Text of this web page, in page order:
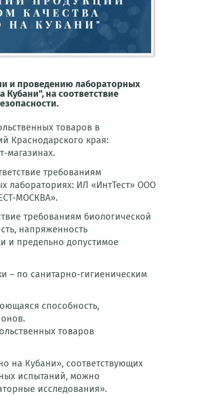
и проведению лабораторных
Кубани", на соответствие
товаров в
Краснодарского края:
магазинах.
требованиям
лабораториях: ИЛ «ИнтТест» ООО
МОСКВА».
требованиям биологической
напряженность
и предельно допустимое
– по санитарно-гигиеническим
способность,
товаров
на Кубани», соответствующих
испытаний, можно
исследования».